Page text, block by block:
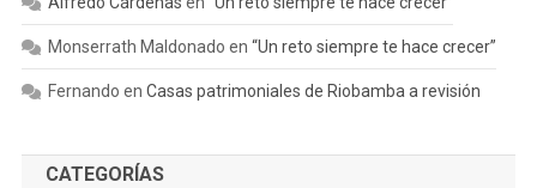
Monserrath Maldonado en “Un reto siempre te hace crecer”
Fernando en Casas patrimoniales de Riobamba a revisión
CATEGORÍAS